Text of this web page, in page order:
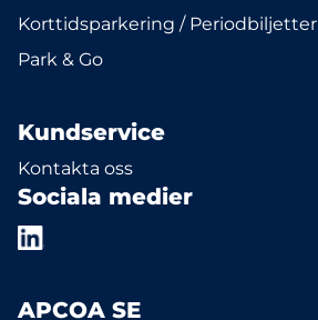
Korttidsparkering / Periodbiljetter
Park & Go
Kundservice
Kontakta oss
Sociala medier
APCOA SE